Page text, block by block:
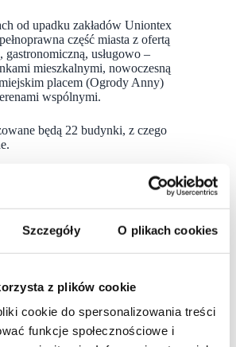
Szczegóły O plikach cookies
z plików cookie
cookie do spersonalizowania treści
funkcje społecznościowe i
od upadku zakładów Uniontex
część miasta z ofertą
usługowo –
mieszkalnymi, nowoczesną
placem (Ogrody Anny)
wspólnymi.
będą 22 budynki, z czego
odpowiedzialny jest
Echo Investment.
polskim deweloperem
w głównych sektorach rynku
handlowo-usługowym,
Jako firma współodpowiedzialna
się w projekty, które wpisują się
Każdy z nich to mądrze
fragment miasta.